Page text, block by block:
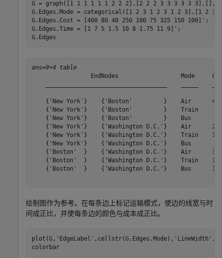
G = graph([1 1 1 1 1 1 2 2 2],[2 2 2 3 3 3 3 3 3],[],{
G.Edges.Mode = categorical([1 2 3 1 2 3 1 2 3],[1 2
G.Edges.Cost = [400 80 40 250 100 75 325 150 100]';
G.Edges.Time = [1 7 5 1.5 10 8 1.75 11 9]';
G.Edges
ans=9×4 table
EndNodes                  Mode
{'New York'}    {'Boston'         }    Air
{'New York'}    {'Boston'         }    Train
{'New York'}    {'Boston'         }    Bus
{'New York'}    {'Washington D.C.'}    Air
{'New York'}    {'Washington D.C.'}    Train
{'New York'}    {'Washington D.C.'}    Bus
{'Boston'  }    {'Washington D.C.'}    Air
{'Boston'  }    {'Washington D.C.'}    Train
{'Boston'  }    {'Washington D.C.'}    Bus
绘制图作为参考。在每条边上标记运输模式，使边的线宽与时
间成正比，并使每条边的颜色与成本成正比。
plot(G, 'EdgeLabel' ,cellstr(G.Edges.Mode), 'LineWidth'
colorbar